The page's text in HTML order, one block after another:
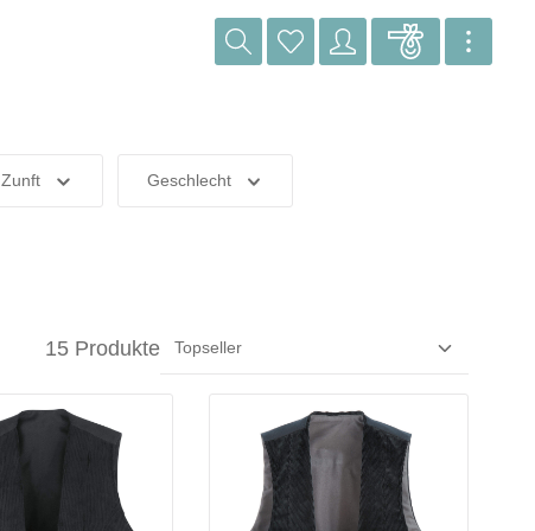
Zunft Geschlecht
15 Produkte